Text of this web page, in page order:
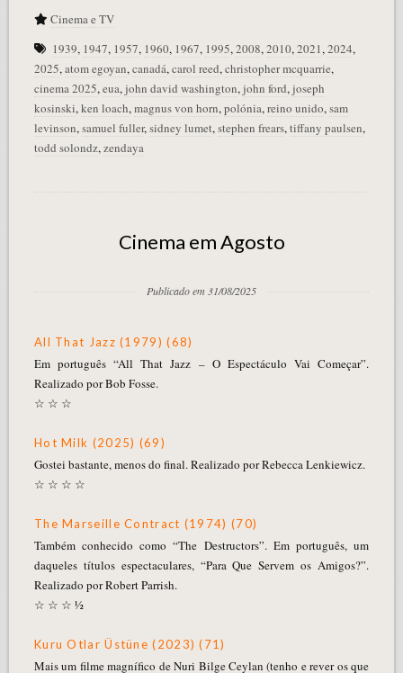
Cinema e TV
1939, 1947, 1957, 1960, 1967, 1995,2008,2010,2021,2024,
2025,atom egoyan,canadá,carol reed,christopher mcquarrie,
cinema 2025,eua,john david washington,john ford,joseph
kosinski,ken loach,magnus von horn,polónia,reino unido,sam
levinson,samuel fuller,sidney lumet,stephen frears,tiffany paulsen,
todd solondz,zendaya
Cinema em Agosto
Publicado em 31/08/2025
All That Jazz (1979) (68)
Em português “All That Jazz – O Espectáculo Vai Começar”.
Realizado por Bob Fosse.
☆ ☆ ☆
Hot Milk (2025) (69)
Gostei bastante, menos do final. Realizado por Rebecca Lenkiewicz.
☆ ☆ ☆ ☆
The Marseille Contract (1974) (70)
Também conhecido como “The Destructors”. Em português, um
daqueles títulos espectaculares, “Para Que Servem os Amigos?”.
Realizado por Robert Parrish.
☆ ☆ ☆ ½
Kuru Otlar Üstüne (2023) (71)
Mais um filme magnífico de Nuri Bilge Ceylan (tenho e rever os que